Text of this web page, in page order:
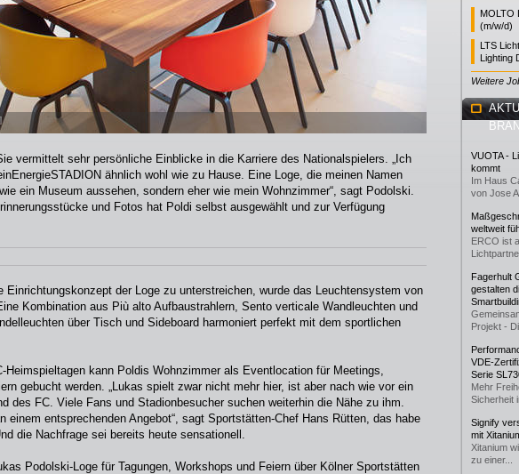
vermittelt sehr persönliche Einblicke in die Karriere des Nationalspielers. „Ich
ähnlich wohl wie zu Hause. Eine Loge, die meinen Namen
ein Museum aussehen, sondern eher wie mein Wohnzimmer“, sagt Podolski.
und Fotos hat Poldi selbst ausgewählt und zur Verfügung
Einrichtungskonzept der Loge zu unterstreichen, wurde das Leuchtensystem von
Kombination aus Più alto Aufbaustrahlern, Sento verticale Wandleuchten und
über Tisch und Sideboard harmoniert perfekt mit dem sportlichen
Heimspieltagen kann Poldis Wohnzimmer als Eventlocation für Meetings,
gebucht werden. „Lukas spielt zwar nicht mehr hier, ist aber nach wie vor ein
des FC. Viele Fans und Stadionbesucher suchen weiterhin die Nähe zu ihm.
einem entsprechenden Angebot“, sagt Sportstätten-Chef Hans Rütten, das habe
die Nachfrage sei bereits heute sensationell.
Podolski-Loge für Tagungen, Workshops und Feiern über Kölner Sportstätten
MOLTO
(m/w/d)
LTS
Lighting
Weitere
VUOTA -
kommt
Im Haus
von Jose
weltweit
ERCO ist
Fagerhult
gestalten
Projekt -
VDE-
Serie
Mehr
Sicherheit
Signify
mit
Xitanium
zu einer...